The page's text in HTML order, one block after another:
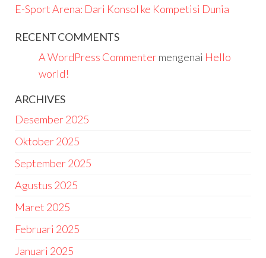
E-Sport Arena: Dari Konsol ke Kompetisi Dunia
RECENT COMMENTS
A WordPress Commentermengenai Hello
world!
ARCHIVES
Desember 2025
Oktober 2025
September 2025
Agustus 2025
Maret 2025
Februari 2025
Januari 2025